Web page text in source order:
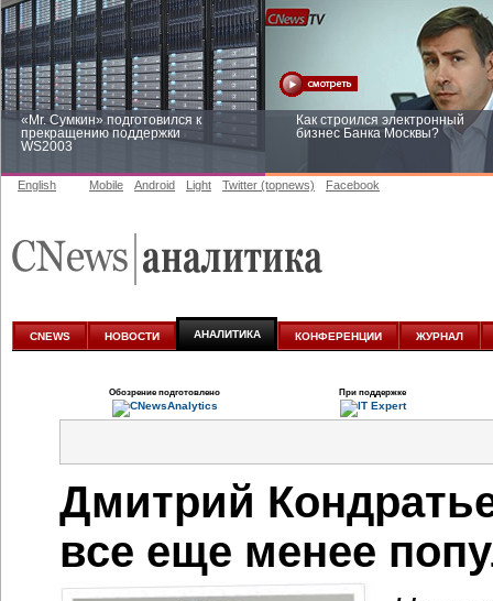
«Mr. Сумкин» подготовился к
прекращению поддержки
WS2003
Как строился электронный
бизнес Банка Москвы?
аналитике
English Mobile Android Light Twitter (topnews) Facebook
CNEWS НОВОСТИ АНАЛИТИКА КОНФЕРЕНЦИИ ЖУРНАЛ
Обозрение подготовлено При поддержке
Дмитрий
все еще менее